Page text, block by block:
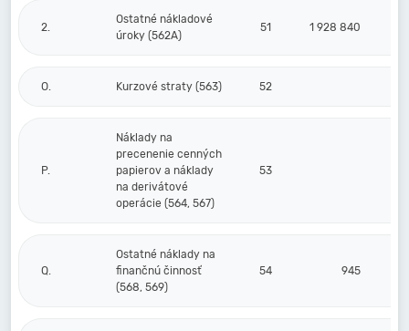
2.
Ostatné nákladové
úroky (562A)
51 1 928 840
O. Kurzové straty (563) 52
P.
Náklady na
precenenie cenných
papierov a náklady
na derivátové
operácie (564, 567)
53
Q.
Ostatné náklady na
finančnú činnosť
(568, 569)
54 945